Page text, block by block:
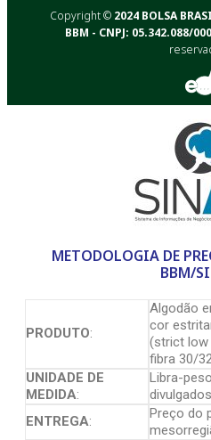
Copyright © 2024 BOLSA
BBM - CNPJ: 05.342.088/
METODOLOGIA DE
BBM/
PRODUTO:
Algodão
cor
(strict low
fibra 30/
UNIDADE DE
MEDIDA:
Libra-
ENTREGA:
Preço do